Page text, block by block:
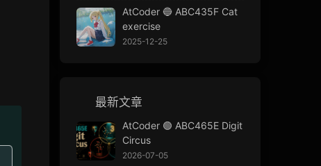
AtCoder 🔵 ABC435F Cat
exercise
2025-12-25
最新文章
AtCoder 🟢 ABC465E Digit
Circus
2026-07-05